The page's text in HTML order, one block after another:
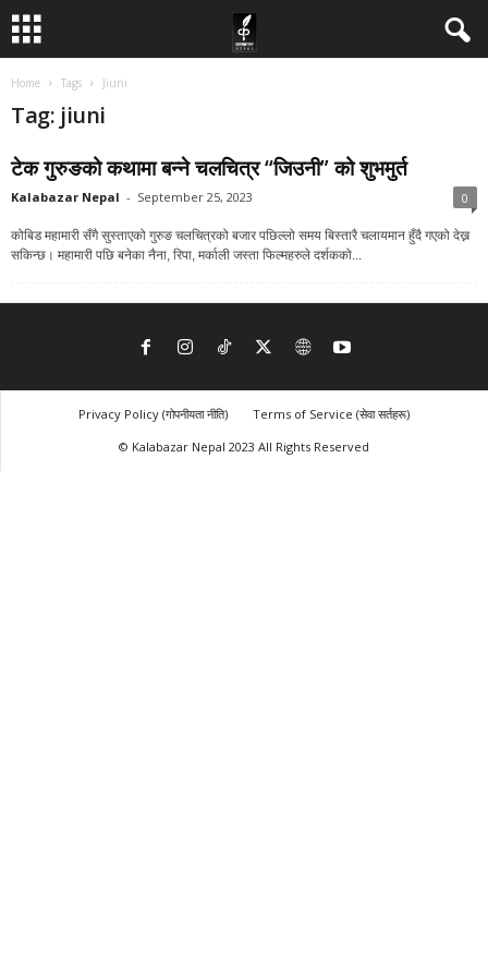
Home Tags Jiuni
Tag: jiuni
टेक गुरुङको कथामा बन्ने चलचित्र “जिउनी” को शुभमुर्त
Kalabazar Nepal - September 25, 2023 0
कोबिड महामारी सँगै सुस्ताएको गुरुङ चलचित्रको बजार पछिल्लो समय बिस्तारै चलायमान हुँदै गएको देख्न
सकिन्छ। महामारी पछि बनेका नैना, रिपा, मर्काली जस्ता फिल्महरुले दर्शकको...
Privacy Policy (गोपनीयता नीति)
Terms of Service (सेवा सर्तहरू)
© Kalabazar Nepal 2023 All Rights Reserved